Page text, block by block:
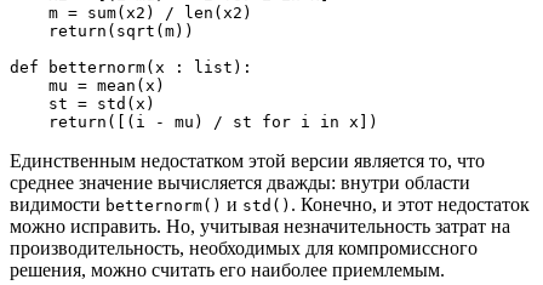
def betternorm(x : list):
    return([(i - mu) / st for i in x])
Единственным недостатком этой версии является то, что
среднее значение вычисляется дважды: внутри области
видимости betternorm() и std() . Конечно, и этот недостаток
можно исправить. Но, учитывая незначительность затрат на
производительность, необходимых для компромиссного
решения, можно считать его наиболее приемлемым.